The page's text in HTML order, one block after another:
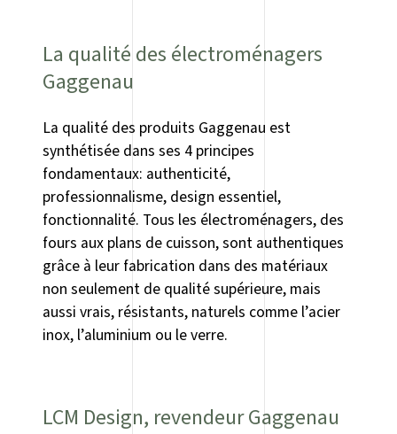
La qualité des électroménagers
Gaggenau
La qualité des produits Gaggenau est
synthétisée dans ses 4 principes
fondamentaux: authenticité,
professionnalisme, design essentiel,
fonctionnalité. Tous les électroménagers, des
fours aux plans de cuisson, sont authentiques
grâce à leur fabrication dans des matériaux
non seulement de qualité supérieure, mais
aussi vrais, résistants, naturels comme l’acier
inox, l’aluminium ou le verre.
LCM Design, revendeur Gaggenau